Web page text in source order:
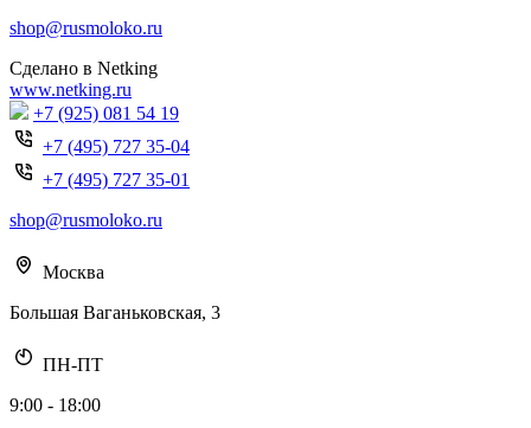
shop@rusmoloko.ru
Сделано в Netking
www.netking.ru
+7 (925) 081 54 19
+7 (495) 727 35-04
+7 (495) 727 35-01
shop@rusmoloko.ru
Москва
Большая Ваганьковская, 3
ПН-ПТ
9:00 - 18:00